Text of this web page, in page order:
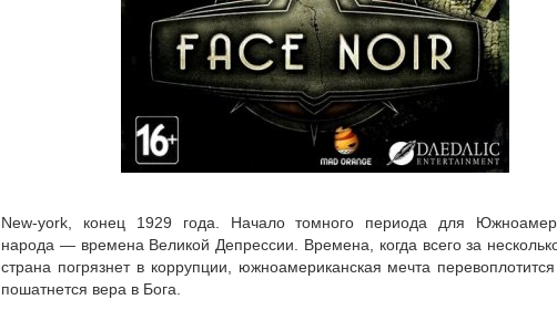
New-york, конец 1929 года. Начало томного периода для
народа — времена Великой Депрессии. Времена, когда всего за
страна погрязнет в коррупции, южноамериканская мечта
пошатнется вера в Бога.